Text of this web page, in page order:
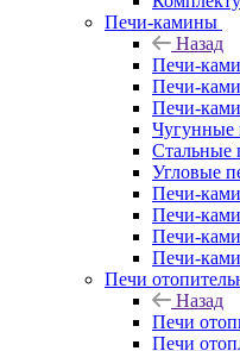
Печи-камины
Назад
Печи-
Печи-
Печи-
Чугунные
Стальные
Угловые
Печи-
Печи-
Печи-
Печи-
Печи
Назад
Печи
Печи